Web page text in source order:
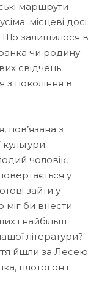
маршрути
місцеві досі
Що залишилося в
чи родину
свідчень
з покоління в
пов’язана з
чоловік,
у
зайти у
міг би внести
і найбільш
літератури?
йшли за Лесею
плотогон і